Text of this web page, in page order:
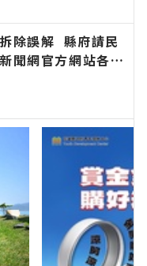
除誤解 縣府請民
聞網官方網站各類